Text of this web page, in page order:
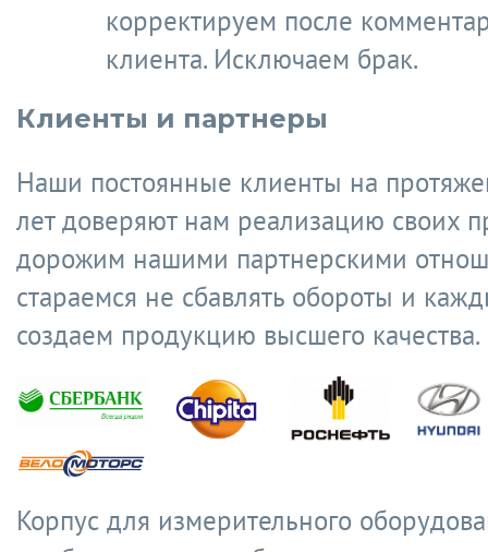
корректируем после
клиента. Исключаем брак.
Клиенты и партнеры
Наши постоянные клиенты на
лет доверяют нам реализацию своих
дорожим нашими партнерскими
стараемся не сбавлять обороты и
создаем продукцию высшего качества.
Корпус для измерительного